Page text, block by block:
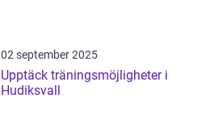
02 september 2025
Upptäck träningsmöjligheter i
Hudiksvall